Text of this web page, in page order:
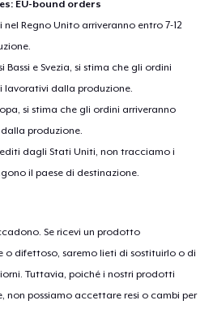
EU-bound orders
Regno Unito arriveranno entro 7-12
Bassi e Svezia, si stima che gli ordini
lavorativi dalla produzione.
si stima che gli ordini arriveranno
produzione.
dagli Stati Uniti, non tracciamo i
il paese di destinazione.
Se ricevi un prodotto
difettoso, saremo lieti di sostituirlo o di
Tuttavia, poiché i nostri prodotti
non possiamo accettare resi o cambi per